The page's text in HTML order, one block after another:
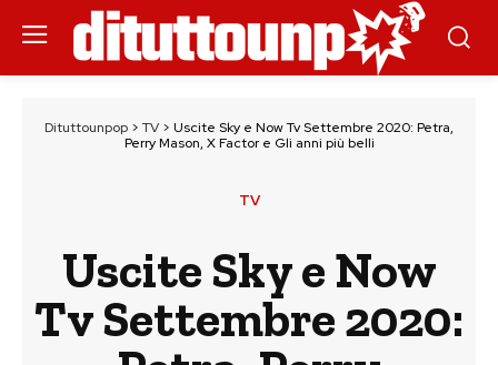
Dituttounpop > TV > Uscite Sky e Now Tv Settembre 2020: Petra,
Perry Mason, X Factor e Gli anni più belli
TV
Uscite Sky e Now
Tv Settembre 2020: